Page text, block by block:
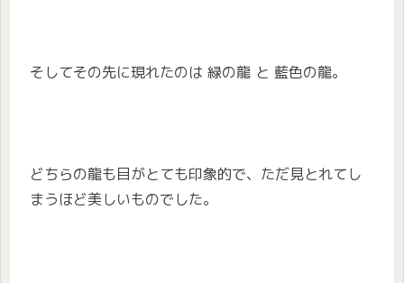
そしてその先に現れたのは 緑の龍 と 藍色の龍。
どちらの龍も目がとても印象的で、ただ見とれてし
まうほど美しいものでした。